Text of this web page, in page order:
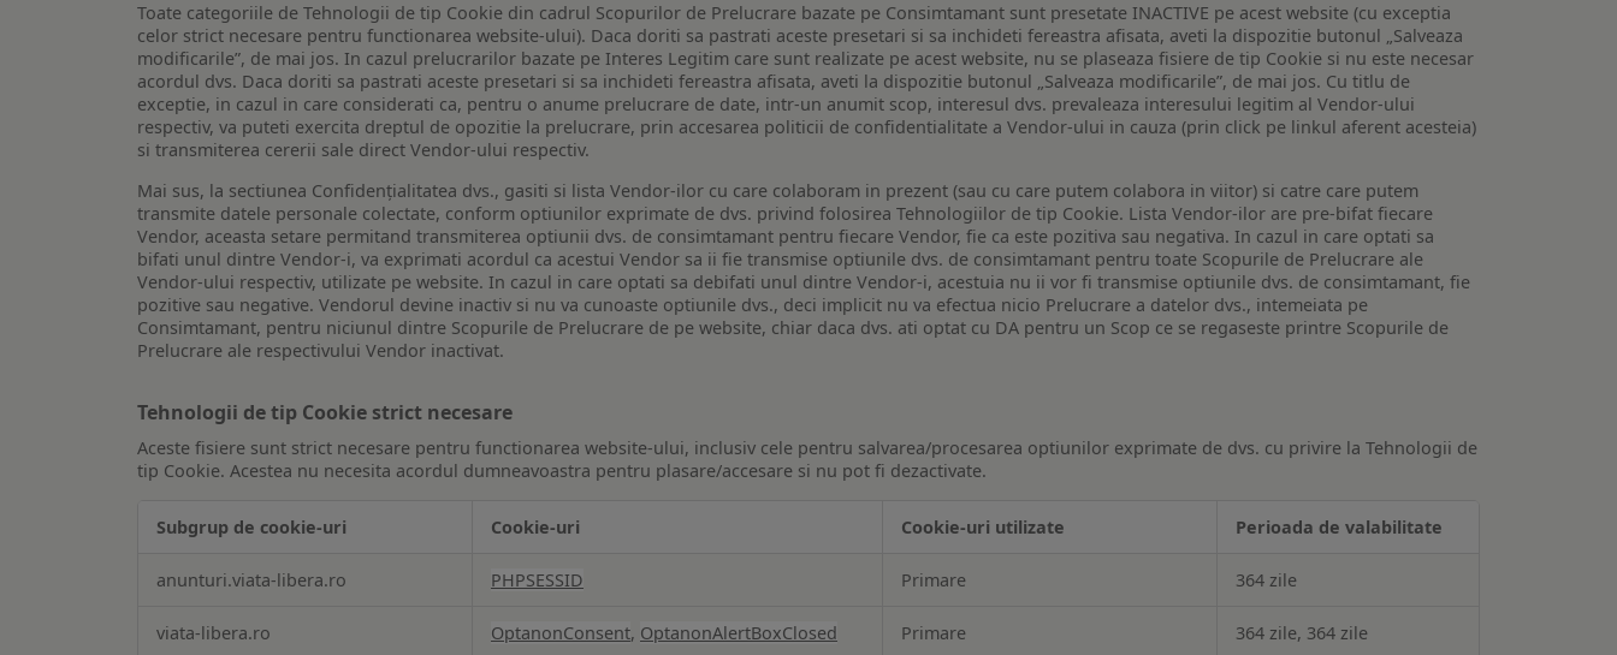
Toate categoriile de Tehnologii de tip Cookie din cadrul Scopurilor de Prelucrare bazate pe Consimtamant sunt presetate INACTIVE pe acest website (cu exceptia
celor strict necesare pentru functionarea website-ului). Daca doriti sa pastrati aceste presetari si sa inchideti fereastra afisata, aveti la dispozitie butonul „Salveaza
modificarile”, de mai jos. In cazul prelucrarilor bazate pe Interes Legitim care sunt realizate pe acest website, nu se plaseaza fisiere de tip Cookie si nu este necesar
acordul dvs. Daca doriti sa pastrati aceste presetari si sa inchideti fereastra afisata, aveti la dispozitie butonul „Salveaza modificarile”, de mai jos. Cu titlu de
exceptie, in cazul in care considerati ca, pentru o anume prelucrare de date, intr-un anumit scop, interesul dvs. prevaleaza interesului legitim al Vendor-ului
respectiv, va puteti exercita dreptul de opozitie la prelucrare, prin accesarea politicii de confidentialitate a Vendor-ului in cauza (prin click pe linkul aferent acesteia)
si transmiterea cererii sale direct Vendor-ului respectiv.
Mai sus, la sectiunea Confidențialitatea dvs., gasiti si lista Vendor-ilor cu care colaboram in prezent (sau cu care putem colabora in viitor) si catre care putem
transmite datele personale colectate, conform optiunilor exprimate de dvs. privind folosirea Tehnologiilor de tip Cookie. Lista Vendor-ilor are pre-bifat fiecare
Vendor, aceasta setare permitand transmiterea optiunii dvs. de consimtamant pentru fiecare Vendor, fie ca este pozitiva sau negativa. In cazul in care optati sa
bifati unul dintre Vendor-i, va exprimati acordul ca acestui Vendor sa ii fie transmise optiunile dvs. de consimtamant pentru toate Scopurile de Prelucrare ale
Vendor-ului respectiv, utilizate pe website. In cazul in care optati sa debifati unul dintre Vendor-i, acestuia nu ii vor fi transmise optiunile dvs. de consimtamant, fie
pozitive sau negative. Vendorul devine inactiv si nu va cunoaste optiunile dvs., deci implicit nu va efectua nicio Prelucrare a datelor dvs., intemeiata pe
Consimtamant, pentru niciunul dintre Scopurile de Prelucrare de pe website, chiar daca dvs. ati optat cu DA pentru un Scop ce se regaseste printre Scopurile de
Prelucrare ale respectivului Vendor inactivat.
Tehnologii de tip Cookie strict necesare
Aceste fisiere sunt strict necesare pentru functionarea website-ului, inclusiv cele pentru salvarea/procesarea optiunilor exprimate de dvs. cu privire la Tehnologii de
tip Cookie. Acestea nu necesita acordul dumneavoastra pentru plasare/accesare si nu pot fi dezactivate.
de
Cookie
Subgrup de cookie-uri Cookie-uri Cookie-uri utilizate Perioada de valabilitate
anunturi.viata-libera.ro PHPSESSID Primare 364 zile
viata-libera.ro OptanonConsent, OptanonAlertBoxClosed Primare 364 zile, 364 zile